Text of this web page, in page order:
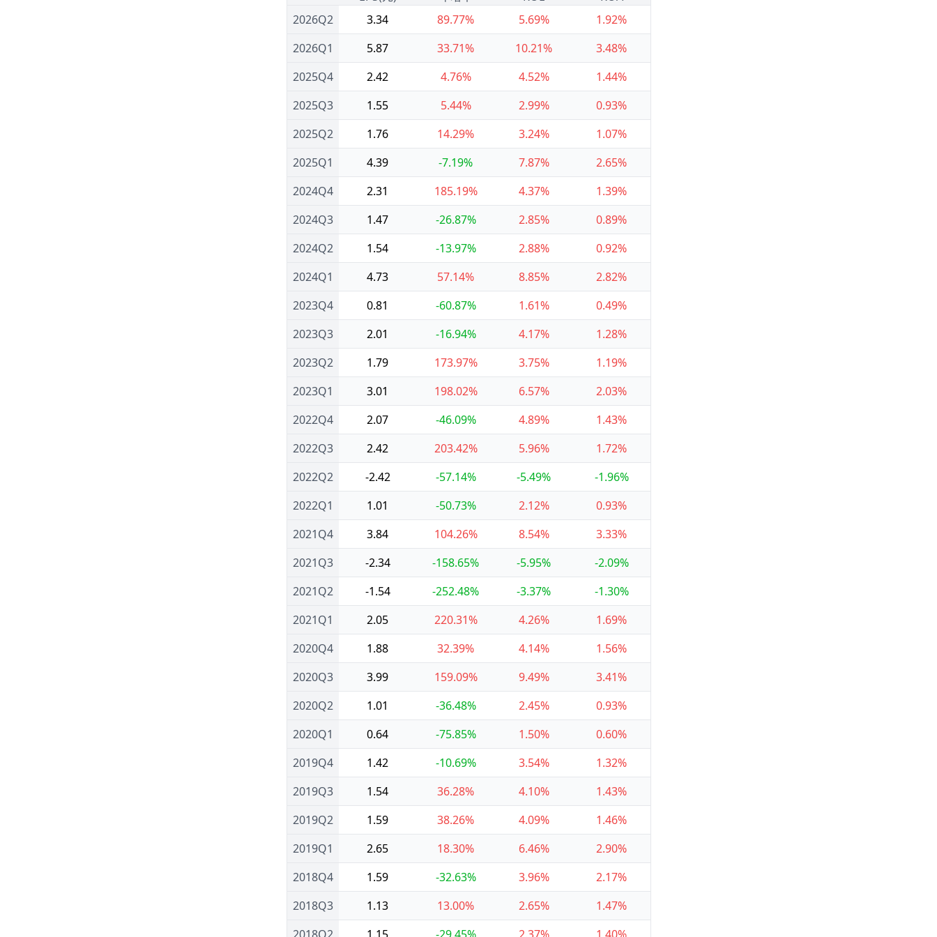
2026Q2
2026Q1
2025Q4
2025Q3
2025Q2
2025Q1
2024Q4
2024Q3
2024Q2
2024Q1
2023Q4
2023Q3
2023Q2
2023Q1
2022Q4
2022Q3
2022Q2
2022Q1
2021Q4
2021Q3
2021Q2
2021Q1
2020Q4
2020Q3
2020Q2
2020Q1
2019Q4
2019Q3
2019Q2
2019Q1
2018Q4
2018Q3
3.34
89.77% 5.69%
1.92%
5.87
33.71% 10.21%
3.48%
2.42
4.76% 4.52%
1.44%
1.55
5.44% 2.99%
0.93%
1.76
14.29% 3.24%
1.07%
4.39
-7.19% 7.87%
2.65%
2.31
185.19% 4.37%
1.39%
1.47
-26.87% 2.85%
0.89%
1.54
-13.97% 2.88%
0.92%
4.73
57.14% 8.85%
2.82%
0.81
-60.87% 1.61%
0.49%
2.01
-16.94% 4.17%
1.28%
1.79
173.97% 3.75%
1.19%
3.01
198.02% 6.57%
2.03%
2.07
-46.09% 4.89%
1.43%
2.42
203.42% 5.96%
1.72%
-2.42
-57.14% -5.49%
-1.96%
1.01
-50.73% 2.12%
0.93%
3.84
104.26% 8.54%
3.33%
-2.34
-158.65% -5.95%
-2.09%
-1.54
-252.48% -3.37%
-1.30%
2.05
220.31% 4.26%
1.69%
1.88
32.39% 4.14%
1.56%
3.99
159.09% 9.49%
3.41%
1.01
-36.48% 2.45%
0.93%
0.64
-75.85% 1.50%
0.60%
1.42
-10.69% 3.54%
1.32%
1.54
36.28% 4.10%
1.43%
1.59
38.26% 4.09%
1.46%
2.65
18.30% 6.46%
2.90%
1.59
-32.63% 3.96%
2.17%
1.13
13.00% 2.65%
1.47%